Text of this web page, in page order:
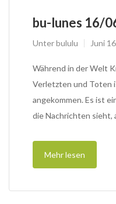
bu-lunes 16/
Unterbululu Juni
Während in der Welt
Verletzten und Toten
angekommen. Es ist
die Nachrichten sieht,
Mehr lesen